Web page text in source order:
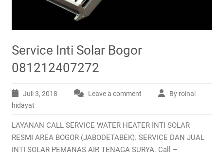
Service Inti Solar Bogor
081212407272
Juli 3, 2018 Leave a comment
By roinal
hidayat
LAYANAN CALL SERVICE WATER HEATER INTI SOLAR
RESMI AREA BOGOR (JABODETABEK). SERVICE DAN JUAL
INTI SOLAR PEMANAS AIR TENAGA SURYA. Call –